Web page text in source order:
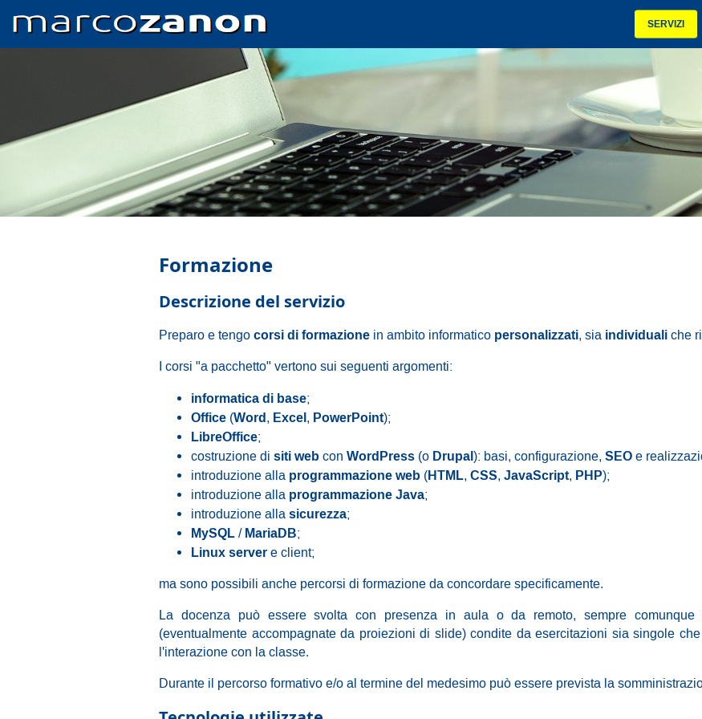
main
content
SERVIZI
Formazione
Descrizione del servizio
Preparo e tengo corsi di formazione in ambito informatico personalizzati, sia individuali che
I corsi "a pacchetto" vertono sui seguenti argomenti:
informatica di base;
Office (Word, Excel, PowerPoint);
LibreOffice;
costruzione di siti web con WordPress (o Drupal): basi, configurazione, SEO e
introduzione alla programmazione web (HTML, CSS, JavaScript, PHP);
introduzione alla programmazione Java;
introduzione alla sicurezza;
MySQL / MariaDB;
Linux server e client;
ma sono possibili anche percorsi di formazione da concordare specificamente.
La docenza può essere svolta con presenza in aula o da remoto, sempre
(eventualmente accompagnate da proiezioni di slide) condite da esercitazioni sia singole
l'interazione con la classe.
Durante il percorso formativo e/o al termine del medesimo può essere prevista la